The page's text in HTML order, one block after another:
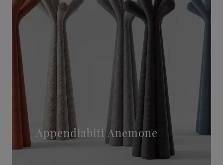
Appendiabiti Anemone